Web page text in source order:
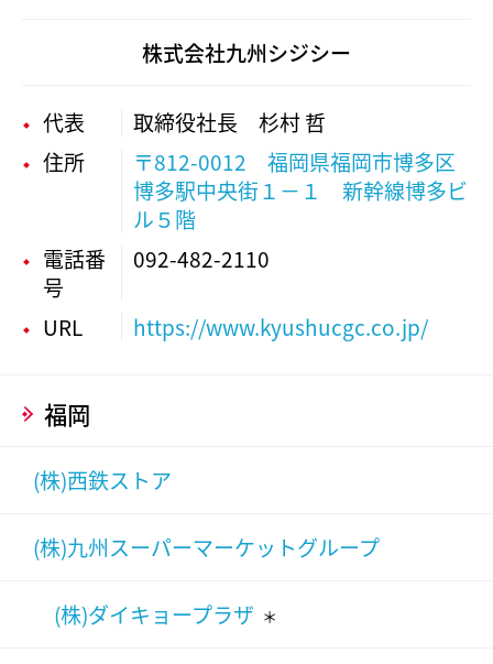
株式会社九州シジシー
代表
取締役社長 杉村 哲
住所
〒812-0012 福岡県福岡市博多区
博多駅中央街１－１ 新幹線博多ビ
ル５階
電話番
号
092-482-2110
URL https://www.kyushucgc.co.jp/
福岡
(株)西鉄ストア
(株)九州スーパーマーケットグループ
(株)ダイキョープラザ ＊